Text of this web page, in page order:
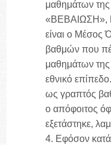
μαθημάτων της
«ΒΕΒΑΙΩΣΗ»,
είναι ο
βαθμών που
μαθημάτων της
εθνικό
ως γραπτός
ο απόφοιτος
εξετάστηκε,
4. Εφόσον